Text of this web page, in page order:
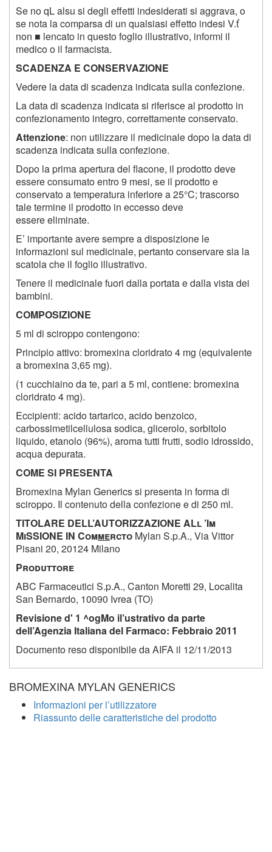
Se no qL alsu si degli effetti indesiderati si aggrava, o
se nota la comparsa di un qualsiasi effetto indesi V.ť
non ■ lencato in questo foglio illustrativo, informi il
medico o il farmacista.
SCADENZA E CONSERVAZIONE
Vedere la data di scadenza indicata sulla confezione.
La data di scadenza indicata si riferisce al prodotto in
confezionamento integro, correttamente conservato.
Attenzione: non utilizzare il medicinale dopo la data di
scadenza indicata sulla confezione.
Dopo la prima apertura del flacone, il prodotto deve
essere consumato entro 9 mesi, se il prodotto e
conservato a temperatura inferiore a 25°C; trascorso
tale termine il prodotto in eccesso deve
essere eliminate.
E’ importante avere sempre a disposizione le
informazioni sul medicinale, pertanto conservare sia la
scatola che il foglio illustrativo.
Tenere il medicinale fuori dalla portata e dalla vista dei
bambini.
COMPOSIZIONE
5 ml di sciroppo contengono:
Principio attivo: bromexina cloridrato 4 mg (equivalente
a bromexina 3,65 mg).
(1 cucchiaino da te, pari a 5 ml, contiene: bromexina
cloridrato 4 mg).
Eccipienti: acido tartarico, acido benzoico,
carbossimetilcellulosa sodica, glicerolo, sorbitolo
liquido, etanolo (96%), aroma tutti frutti, sodio idrossido,
acqua depurata.
COME SI PRESENTA
Bromexina Mylan Generics si presenta in forma di
sciroppo. Il contenuto della confezione e di 250 ml.
TITOLARE DELL’AUTORIZZAZIONE ALl ’Im
MiSSIONE IN Commercto Mylan S.p.A., Via Vittor
Pisani 20, 20124 Milano
Produttore
ABC Farmaceutici S.p.A., Canton Moretti 29, Localita
San Bernardo, 10090 Ivrea (TO)
Revisione d' 1 ^ogMo il’ustrativo da parte
dell’Agenzia Italiana del Farmaco: Febbraio 2011
Documento reso disponibile da AIFA il 12/11/2013
BROMEXINA MYLAN GENERICS
Informazioni per l’utilizzatore
Riassunto delle caratteristiche del prodotto